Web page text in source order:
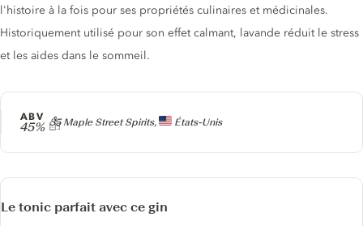
Producteur
35 Maple Street Spirits, États-Unis
ABV
45%
l'histoire à la fois pour ses propriétés culinaires et médicinales.
Historiquement utilisé pour son effet calmant, lavande réduit le stress
et les aides dans le sommeil.
Le tonic parfait avec ce gin